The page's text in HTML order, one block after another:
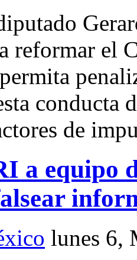
reformar el
conducta
de
a equipo
lunes 6,